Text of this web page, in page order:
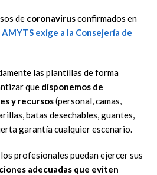
de coronavirusconfirmados en
AMYTS exige a la Consejería de
las plantillas de forma
que disponemos de
y recursos(personal, camas,
batas desechables, guantes,
garantía cualquier escenario.
profesionales puedan ejercer sus
adecuadas que eviten